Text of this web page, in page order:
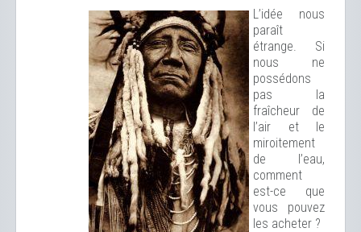
L’idée nous
paraît
étrange. Si
nous ne
possédons
pas la
fraîcheur de
l’air et le
miroitement
de l’eau,
comment
est-ce que
vous pouvez
les acheter ?